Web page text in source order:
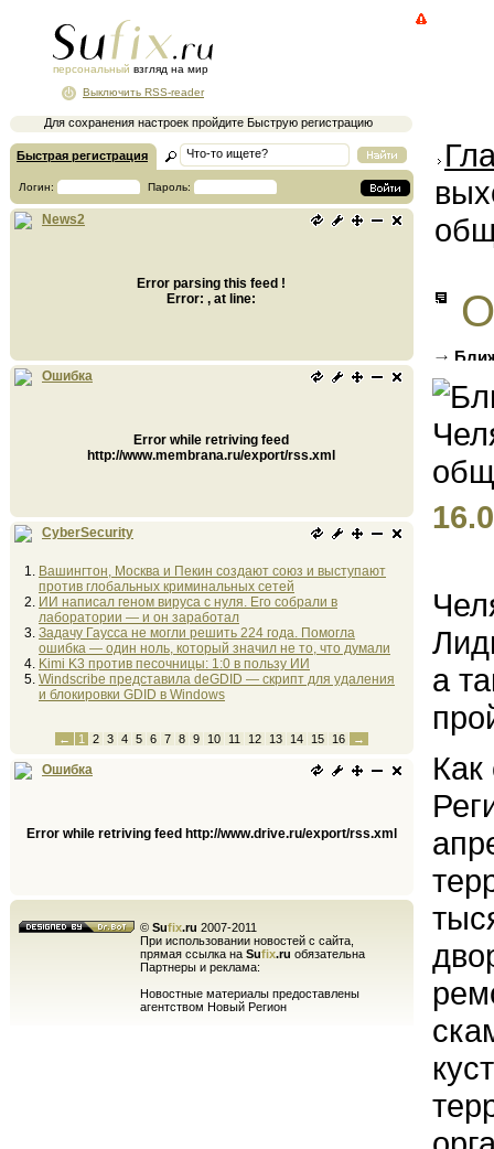
персональный взгляд на мир
Для сохранения настроек пройдите Быструю регистрацию
Выключить RSS-reader
Быстрая регистрация
Логин: Пароль:
News2
Error parsing this feed !
Error: , at line:
Ошибка
Error while retriving feed
http://www.membrana.ru/export/rss.xml
CyberSecurity
Вашингтон, Москва и Пекин создают союз и выступают
против глобальных криминальных сетей
ИИ написал геном вируса с нуля. Его собрали в
лаборатории — и он заработал
Задачу Гаусса не могли решить 224 года. Помогла
ошибка — один ноль, который значил не то, что думали
Kimi K3 против песочницы: 1:0 в пользу ИИ
Windscribe представила deGDID — скрипт для удаления
и блокировки GDID в Windows
← 1 2 3 4 5 6 7 8 9 10 11 12 13 14 15 16 →
Ошибка
Error while retriving feed http://www.drive.ru/export/rss.xml
© Sufix.ru 2007-2011
При использовании новостей с сайта,
прямая ссылка на Sufix.ru обязательна
Партнеры и реклама:
Новостные материалы предоставлены
агентством Новый Регион
а